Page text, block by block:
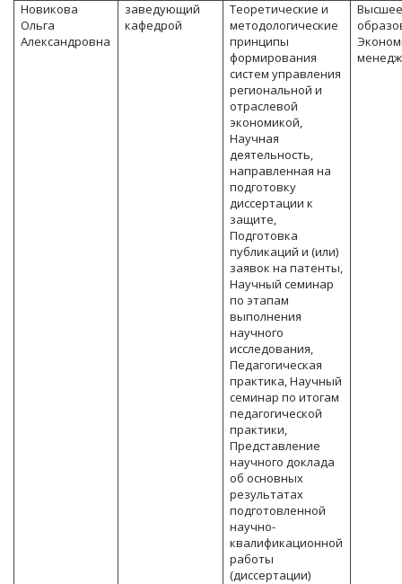
Новикова
Ольга
Александровна
заведующий
кафедрой
Теоретические и
методологические
принципы
формирования
систем управления
региональной и
отраслевой
экономикой,
Научная
деятельность,
направленная на
подготовку
диссертации к
защите,
Подготовка
публикаций и (или)
заявок на патенты,
Научный семинар
по этапам
выполнения
научного
исследования,
Педагогическая
практика, Научный
семинар по итогам
педагогической
практики,
Представление
научного доклада
об основных
результатах
подготовленной
научно-
квалификационной
работы
(диссертации)